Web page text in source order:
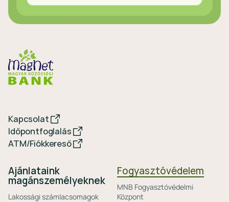
Kapcsolat
Időpontfoglalás
ATM/Fiókkereső
Ajánlataink
magánszemélyeknek
Lakossági számlacsomagok
Fogyasztóvédelem
MNB Fogyasztóvédelmi
Központ